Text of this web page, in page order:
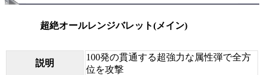
超絶オールレンジバレット(メイン)
説明
100発の貫通する超強力な属性弾で全方
位を攻撃